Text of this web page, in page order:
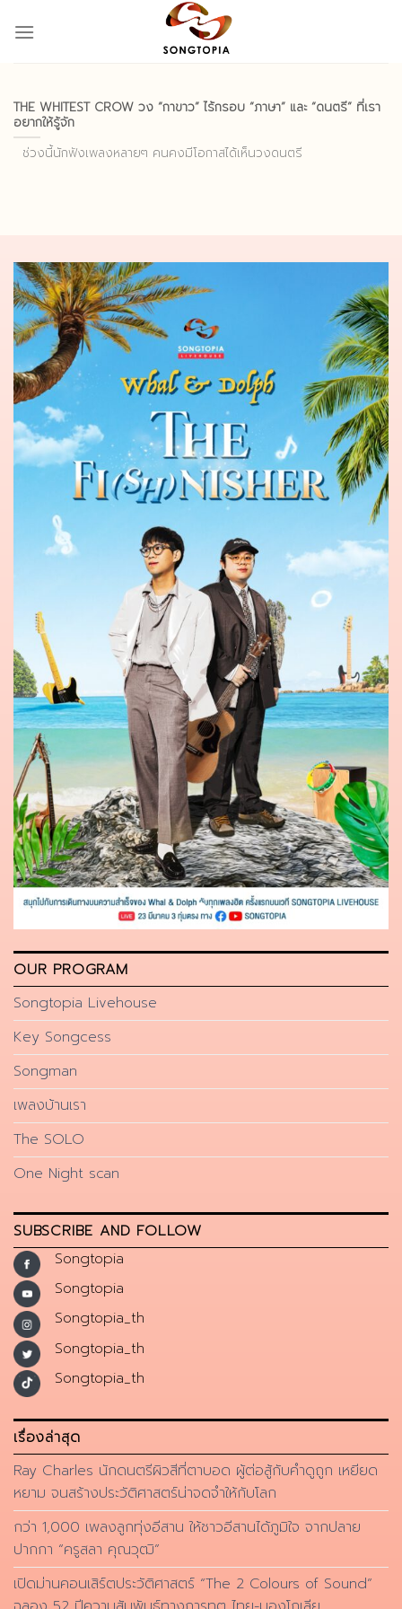
THE WHITEST CROW วง “กาขาว” ไร้กรอบ “ภาษา” และ “ดนตรี” ที่เรา
อยากให้รู้จัก
ช่วงนี้นักฟังเพลงหลายๆ คนคงมีโอกาสได้เห็นวงดนตรี
OUR PROGRAM
Songtopia Livehouse
Key Songcess
Songman
เพลงบ้านเรา
The SOLO
One Night scan
SUBSCRIBE AND FOLLOW
Songtopia
Songtopia
Songtopia_th
Songtopia_th
Songtopia_th
เรื่องล่าสุด
Ray Charles นักดนตรีผิวสีที่ตาบอด ผู้ต่อสู้กับคำดูถูก เหยียด
หยาม จนสร้างประวัติศาสตร์น่าจดจำให้กับโลก
กว่า 1,000 เพลงลูกทุ่งอีสาน ให้ชาวอีสานได้ภูมิใจ จากปลาย
ปากกา “ครูสลา คุณวุฒิ”
เปิดม่านคอนเสิร์ตประวัติศาสตร์ “The 2 Colours of Sound”